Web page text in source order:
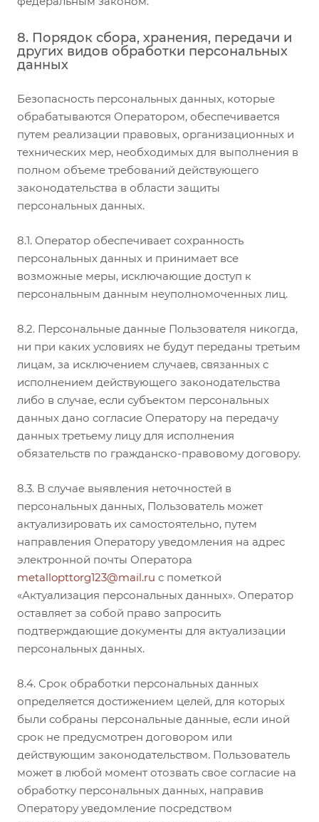
8. Порядок сбора, хранения, передачи и
других видов обработки персональных
данных
Безопасность персональных данных, которые
обрабатываются Оператором, обеспечивается
путем реализации правовых, организационных и
технических мер, необходимых для выполнения в
полном объеме требований действующего
законодательства в области защиты
персональных данных.
8.1. Оператор обеспечивает сохранность
персональных данных и принимает все
возможные меры, исключающие доступ к
персональным данным неуполномоченных лиц.
8.2. Персональные данные Пользователя никогда,
ни при каких условиях не будут переданы третьим
лицам, за исключением случаев, связанных с
исполнением действующего законодательства
либо в случае, если субъектом персональных
данных дано согласие Оператору на передачу
данных третьему лицу для исполнения
обязательств по гражданско-правовому договору.
8.3. В случае выявления неточностей в
персональных данных, Пользователь может
актуализировать их самостоятельно, путем
направления Оператору уведомления на адрес
электронной почты Оператора
metallopttorg123@mail.ru с пометкой
«Актуализация персональных данных». Оператор
оставляет за собой право запросить
подтверждающие документы для актуализации
персональных данных.
8.4. Срок обработки персональных данных
определяется достижением целей, для которых
были собраны персональные данные, если иной
срок не предусмотрен договором или
действующим законодательством. Пользователь
может в любой момент отозвать свое согласие на
обработку персональных данных, направив
Оператору уведомление посредством